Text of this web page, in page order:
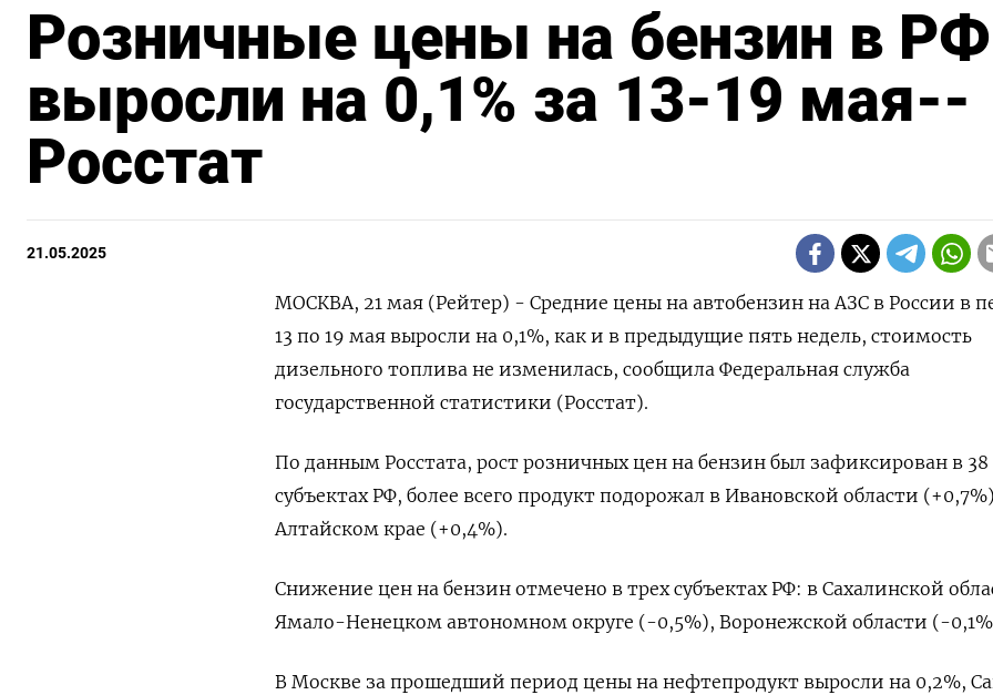
Розничные цены на бензин в РФ
выросли на 0,1% за 13-19 мая--
Росстат
21.05.2025
МОСКВА, 21 мая (Рейтер) - Средние цены на автобензин на АЗС в России в
13 по 19 мая выросли на 0,1%, как и в предыдущие пять недель, стоимость
дизельного топлива не изменилась, сообщила Федеральная служба
государственной статистики (Росстат).
По данным Росстата, рост розничных цен на бензин был зафиксирован в 38
субъектах РФ, более всего продукт подорожал в Ивановской области
Алтайском крае (+0,4%).
Снижение цен на бензин отмечено в трех субъектах РФ: в Сахалинской
Ямало-Ненецком автономном округе (-0,5%), Воронежской области (-
В Москве за прошедший период цены на нефтепродукт выросли на 0,2%,